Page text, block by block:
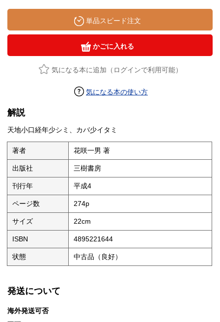
単品スピード注文
かごに入れる
気になる本に追加（ログインで利用可能）
気になる本の使い方
解説
天地小口経年少シミ、カバ少イタミ
著者 花咲一男 著
出版社 三樹書房
刊行年 平成4
ページ数 274p
サイズ 22cm
ISBN 4895221644
状態 中古品（良好）
発送について
海外発送可否